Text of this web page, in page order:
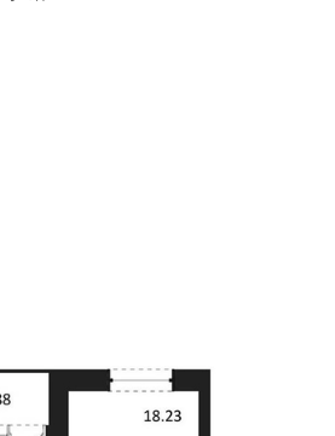
квартира, 41.52
ул., д. 35с